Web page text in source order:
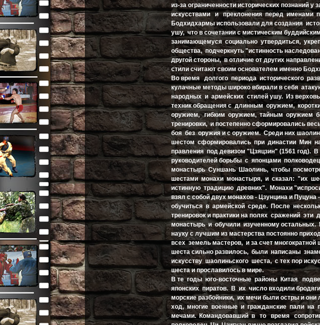
из-за ограниченности исторических познаний
искусствами и преклонения перед именами
Бодхидхармы использовали для создания
ушу, что в сочетании с мистическим
занимающемуся социально утвердиться,
общества, подчеркнуть "истинность
другой стороны, в отличие от других
стили считают своим основателем именно
Во время долгого периода исторического
кулачные методы широко вбирали в себя
народных и армейских стилей ушу. Из
техник обращения с длинным оружием,
оружием, гибким оружием, тайным оружием
тренировки, и постепенно сформировались
боя без оружия и с оружием. Среди них
шестом сформировались при династии Мин
правления под девизом "Цзяцзин" (1561 год). В
руководителей борьбы с японцами
монастырь Суншань Шаолинь, чтобы
шестами монахи монастыря, и сказал: "их
истинную традицию древних". Монахи
взял с собой двух монахов - Цзунцина и
обучиться в армейской среде. После
тренировок и практики на полях сражений эти
монастырь и обучили изученному остальных.
науку с лучшим из мастерства постоянно
всех земель мастеров, и за счет многократной
шеста сильно развилось, были написаны
искусству шаолиньского шеста, с тех пор
шеста и прославилось в мире.
В те годы юго-восточные районы Китая
японских пиратов. В их число входили
морские разбойники, их мечи были остры и они
ход, многие военные и гражданские пали на
мечами. Командовавший в то время